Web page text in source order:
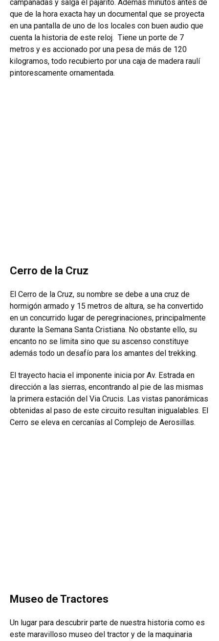
campanadas y salga el pajarito. Además minutos antes de
que de la hora exacta hay un documental que se proyecta
en una pantalla de uno de los locales con buen audio que
cuenta la historia de este reloj. Tiene un porte de 7
metros y es accionado por una pesa de más de 120
kilogramos, todo recubierto por una caja de madera raulí
pintorescamente ornamentada.
Cerro de la Cruz
El Cerro de la Cruz, su nombre se debe a una cruz de
hormigón armado y 15 metros de altura, se ha convertido
en un concurrido lugar de peregrinaciones, principalmente
durante la Semana Santa Cristiana. No obstante ello, su
encanto no se limita sino que su ascenso constituye
además todo un desafío para los amantes del trekking.
El trayecto hacia el imponente inicia por Av. Estrada en
dirección a las sierras, encontrando al pie de las mismas
la primera estación del Via Crucis. Las vistas panorámicas
obtenidas al paso de este circuito resultan inigualables. El
Cerro se eleva en cercanías al Complejo de Aerosillas.
Museo de Tractores
Un lugar para descubrir parte de nuestra historia como es
este maravilloso museo del tractor y de la maquinaria